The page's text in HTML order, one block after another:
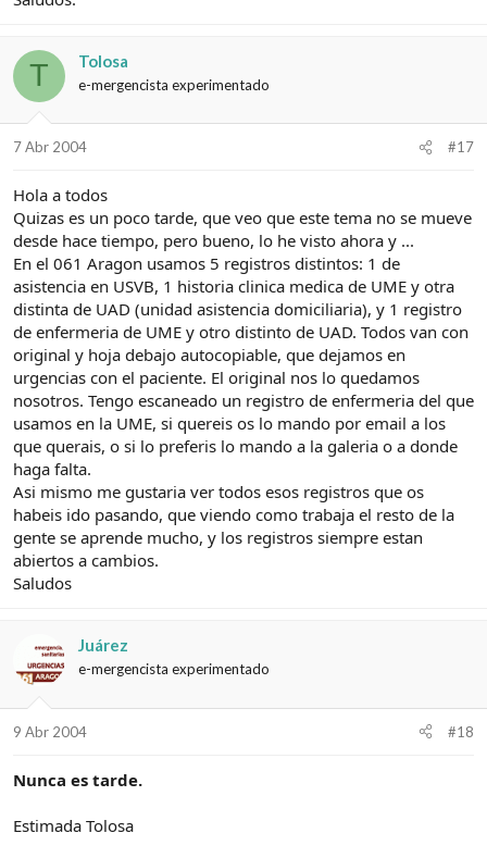
T Tolosa
e-mergencista experimentado
7 Abr 2004 #17
Hola a todos
Quizas es un poco tarde, que veo que este tema no se mueve
desde hace tiempo, pero bueno, lo he visto ahora y ...
En el 061 Aragon usamos 5 registros distintos: 1 de
asistencia en USVB, 1 historia clinica medica de UME y otra
distinta de UAD (unidad asistencia domiciliaria), y 1 registro
de enfermeria de UME y otro distinto de UAD. Todos van con
original y hoja debajo autocopiable, que dejamos en
urgencias con el paciente. El original nos lo quedamos
nosotros. Tengo escaneado un registro de enfermeria del que
usamos en la UME, si quereis os lo mando por email a los
que querais, o si lo preferis lo mando a la galeria o a donde
haga falta.
Asi mismo me gustaria ver todos esos registros que os
habeis ido pasando, que viendo como trabaja el resto de la
gente se aprende mucho, y los registros siempre estan
abiertos a cambios.
Saludos
Juárez
e-mergencista experimentado
9 Abr 2004 #18
Nunca es tarde.
Estimada Tolosa